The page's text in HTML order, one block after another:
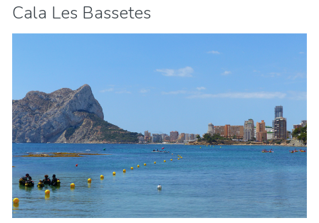
Cala Les Bassetes